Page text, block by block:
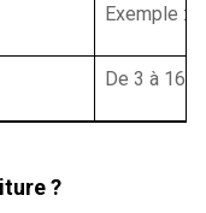
Exemple :
De 3 à 16
?